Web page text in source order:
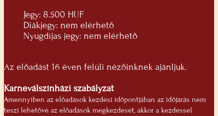
Jegy: 8.500 HUF
Diákjegy: nem elérhető
Nyugdíjas jegy: nem elérhető
Az előadást 16 éven felüli nézőinknek ajánljuk.
Karneválszínházi szabályzat
Amennyiben az előadások kezdési időpontjában az időjárás nem
teszi lehetővé az előadások megkezdését, akkor a kezdéssel